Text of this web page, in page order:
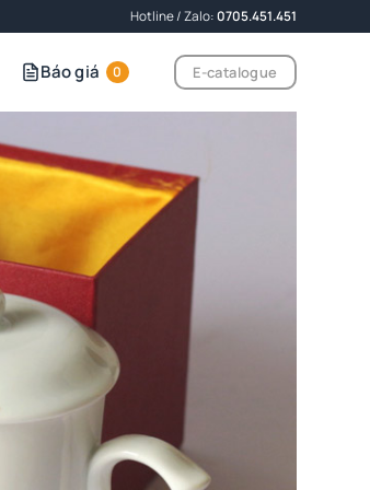
Hotline / Zalo:0705.451.451
Báo giá 0 E-catalogue